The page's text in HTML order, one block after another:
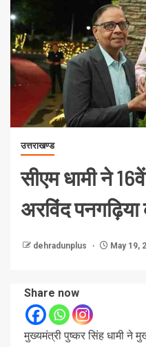
उत्तराखण्ड
सीएम धामी ने
अरविंद पनगढ़िया
dehradunplus May 19,
Share now
मुख्यमंत्री पुष्कर सिंह धामी ने